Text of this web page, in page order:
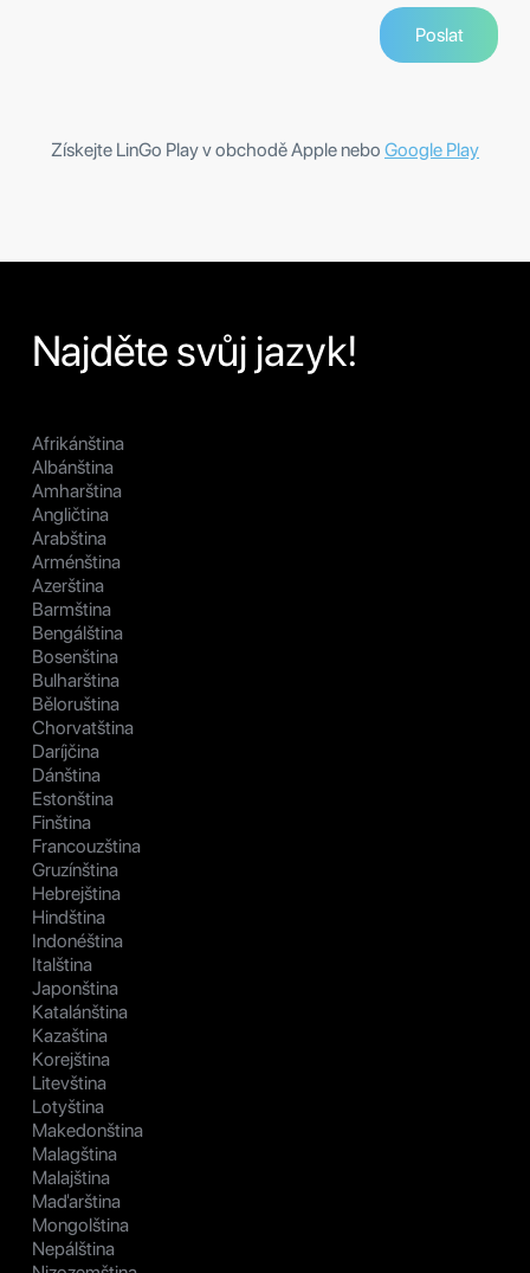
Získejte LinGo Play v obchodě Apple nebo Google Play
Najděte svůj jazyk!
Afrikánština
Albánština
Amharština
Angličtina
Arabština
Arménština
Azerština
Barmština
Bengálština
Bosenština
Bulharština
Běloruština
Chorvatština
Daríjčina
Dánština
Estonština
Finština
Francouzština
Gruzínština
Hebrejština
Hindština
Indonéština
Italština
Japonština
Katalánština
Kazaština
Korejština
Litevština
Lotyština
Makedonština
Malagština
Malajština
Maďarština
Mongolština
Nepálština